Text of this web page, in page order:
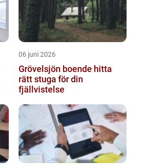
06 juni 2026
Grövelsjön boende hitta
rätt stuga för din
fjällvistelse